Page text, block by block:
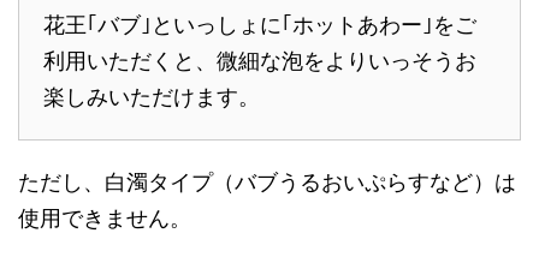
花王｢バブ｣といっしょに｢ホットあわー｣をご
利用いただくと、微細な泡をよりいっそうお
楽しみいただけます。
ただし、白濁タイプ（バブうるおいぷらすなど）は
使用できません。